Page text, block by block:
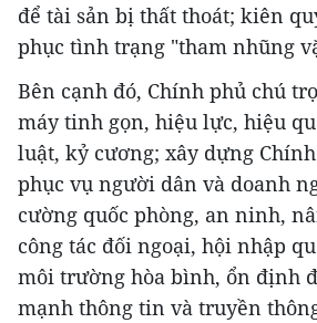
để tài sản bị thất thoát; kiên
phục tình trạng "tham nhũng
Bên cạnh đó, Chính phủ chú
máy tinh gọn, hiệu lực, hiệu
luật, kỷ cương; xây dựng
phục vụ người dân và doanh
cường quốc phòng, an ninh,
công tác đối ngoại, hội nhập
môi trường hòa bình, ổn định
mạnh thông tin và truyền